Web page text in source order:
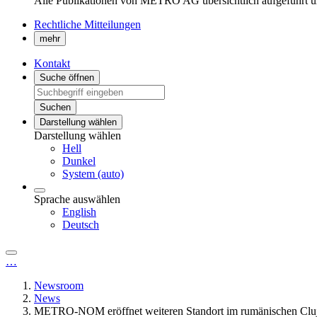
Rechtliche Mitteilungen
mehr
Kontakt
Suche öffnen
Suchen
Darstellung wählen
Darstellung wählen
Hell
Dunkel
System (auto)
Sprache auswählen
English
Deutsch
…
Newsroom
News
METRO-NOM eröffnet weiteren Standort im rumänischen